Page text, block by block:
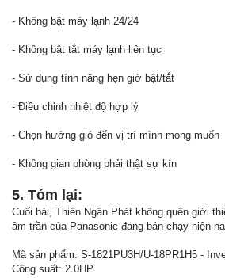
- Không bật máy lạnh 24/24
- Không bật tắt máy lạnh liên tục
- Sử dụng tính năng hẹn giờ bật/tắt
- Điều chỉnh nhiệt độ hợp lý
- Chọn hướng gió đến vị trí mình mong muốn
- Không gian phòng phải thật sự kín
5. Tóm lại:
Cuối bài, Thiên Ngân Phát không quên giới
âm trần của Panasonic đang bán chạy hiện
Mã sản phẩm: S-1821PU3H/U-18PR1H5 -
Công suất: 2.0HP